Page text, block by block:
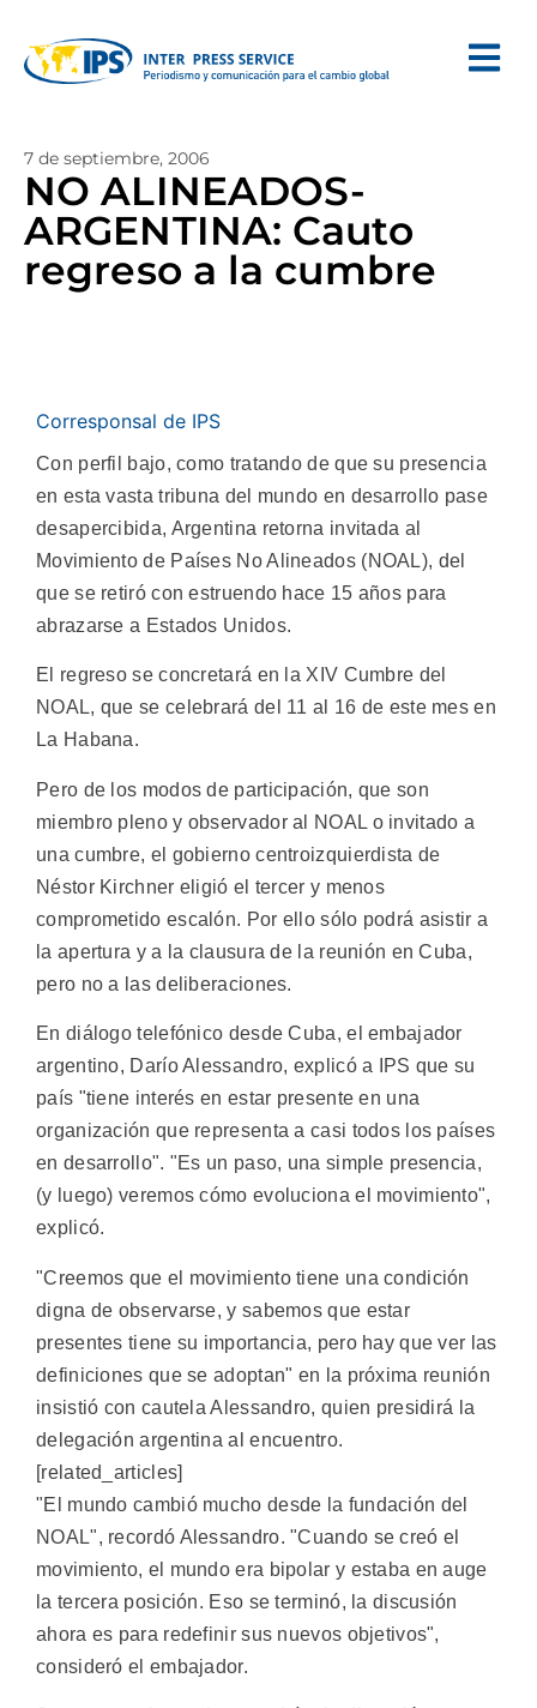
7 de septiembre, 2006
NO ALINEADOS-
ARGENTINA: Cauto
regreso a la cumbre
Corresponsal de IPS
Con perfil bajo, como tratando de que su presencia
en esta vasta tribuna del mundo en desarrollo pase
desapercibida, Argentina retorna invitada al
Movimiento de Países No Alineados (NOAL), del
que se retiró con estruendo hace 15 años para
abrazarse a Estados Unidos.
El regreso se concretará en la XIV Cumbre del
NOAL, que se celebrará del 11 al 16 de este mes en
La Habana.
Pero de los modos de participación, que son
miembro pleno y observador al NOAL o invitado a
una cumbre, el gobierno centroizquierdista de
Néstor Kirchner eligió el tercer y menos
comprometido escalón. Por ello sólo podrá asistir a
la apertura y a la clausura de la reunión en Cuba,
pero no a las deliberaciones.
En diálogo telefónico desde Cuba, el embajador
argentino, Darío Alessandro, explicó a IPS que su
país "tiene interés en estar presente en una
organización que representa a casi todos los países
en desarrollo". "Es un paso, una simple presencia,
(y luego) veremos cómo evoluciona el movimiento",
explicó.
"Creemos que el movimiento tiene una condición
digna de observarse, y sabemos que estar
presentes tiene su importancia, pero hay que ver las
definiciones que se adoptan" en la próxima reunión
insistió con cautela Alessandro, quien presidirá la
delegación argentina al encuentro.
[related_articles]
"El mundo cambió mucho desde la fundación del
NOAL", recordó Alessandro. "Cuando se creó el
movimiento, el mundo era bipolar y estaba en auge
la tercera posición. Eso se terminó, la discusión
ahora es para redefinir sus nuevos objetivos",
consideró el embajador.